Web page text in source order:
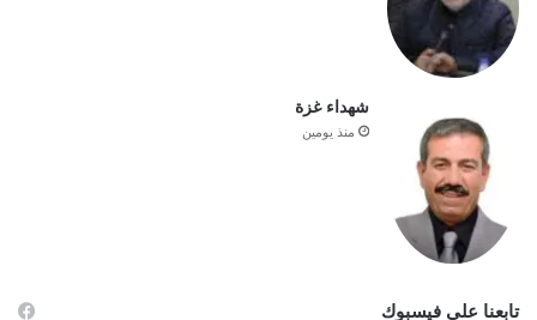
شهداء غزة
منذ يومين
تابعنا على فيسبوك